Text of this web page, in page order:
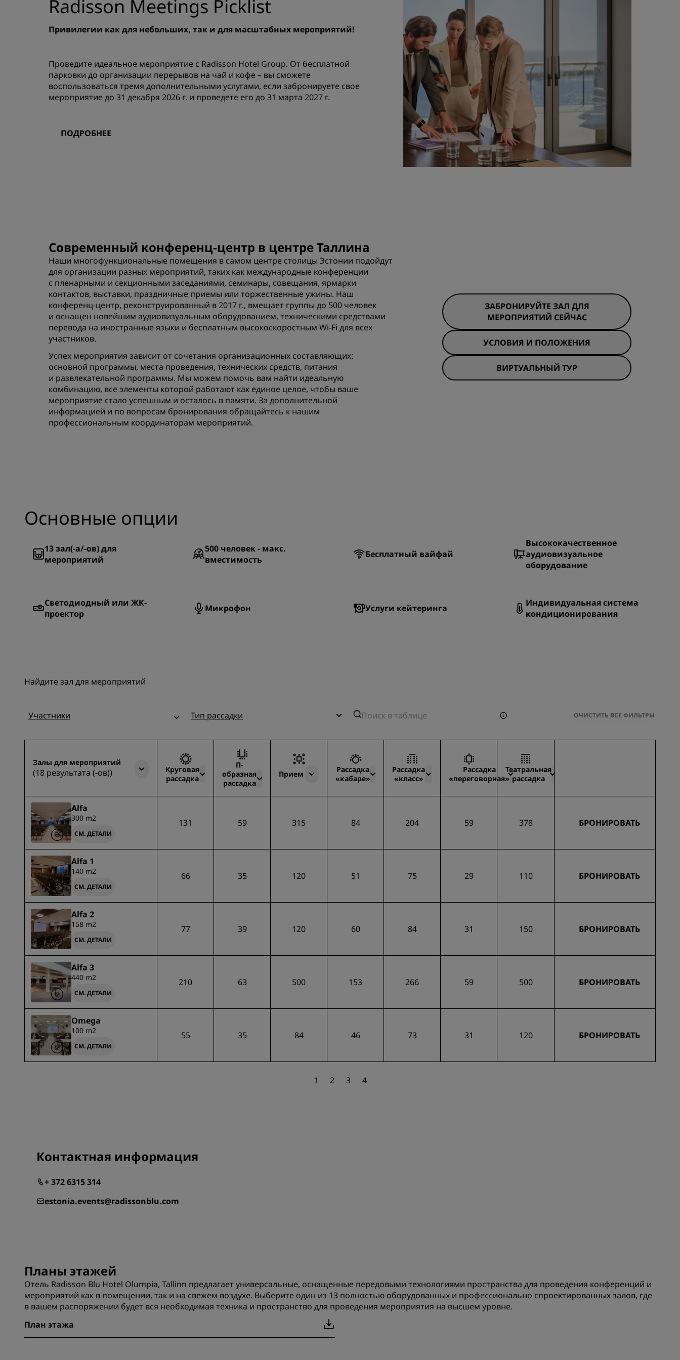
Приложение Radisson Hotels
ЗАРЕГИСТРИРОВАТЬСЯ
Radisson Meetings Picklist
Привилегии как для небольших, так и для масштабных мероприятий!
Проведите идеальное мероприятие с Radisson Hotel Group. От бесплатной
парковки до организации перерывов на чай и кофе – вы сможете
воспользоваться тремя дополнительными услугами, если забронируете свое
мероприятие до 31 декабря 2026 г. и проведете его до 31 марта 2027 г.
ПОДРОБНЕЕ
Современный конференц-центр в центре Таллина
Наши многофункциональные помещения в самом центре столицы Эстонии подойдут
для организации разных мероприятий, таких как международные конференции
с пленарными и секционными заседаниями, семинары, совещания, ярмарки
контактов, выставки, праздничные приемы или торжественные ужины. Наш
конференц-центр, реконструированный в 2017 г., вмещает группы до 500 человек
и оснащен новейшим аудиовизуальным оборудованием, техническими средствами
перевода на иностранные языки и бесплатным высокоскоростным Wi-Fi для всех
участников.
Успех мероприятия зависит от сочетания организационных составляющих:
основной программы, места проведения, технических средств, питания
и развлекательной программы. Мы можем помочь вам найти идеальную
комбинацию, все элементы которой работают как единое целое, чтобы ваше
мероприятие стало успешным и осталось в памяти. За дополнительной
информацией и по вопросам бронирования обращайтесь к нашим
профессиональным координаторам мероприятий.
ЗАБРОНИРУЙТЕ ЗАЛ ДЛЯ
МЕРОПРИЯТИЙ СЕЙЧАС
УСЛОВИЯ И ПОЛОЖЕНИЯ
ВИРТУАЛЬНЫЙ ТУР
Основные опции
13зал(-а/-ов) для
мероприятий
500 человек - макс.
вместимость
Бесплатный вайфай
Высококачественное
аудиовизуальное
оборудование
Светодиодный или ЖК-
проектор
Микрофон Услуги кейтеринга
Индивидуальная система
кондиционирования
Найдите зал для мероприятий
Участники Тип рассадки ОЧИСТИТЬ ВСЕ ФИЛЬТРЫ
Залы для мероприятий
(18 результата (-ов))
Круговая
рассадка
П-
образная
рассадка
Прием
Рассадка
«кабаре»
Рассадка
«класс»
Рассадка
«переговорная»
Театральная
рассадка
Alfa
300 m2
СМ. ДЕТАЛИ
131 59 315 84 204 59 378 БРОНИРОВАТЬ
Alfa 1
140 m2
СМ. ДЕТАЛИ
66 35 120 51 75 29 110 БРОНИРОВАТЬ
Alfa 2
158 m2
СМ. ДЕТАЛИ
77 39 120 60 84 31 150 БРОНИРОВАТЬ
Alfa 3
440 m2
СМ. ДЕТАЛИ
210 63 500 153 266 59 500 БРОНИРОВАТЬ
Omega
100 m2
СМ. ДЕТАЛИ
55 35 84 46 73 31 120 БРОНИРОВАТЬ
1 2 3 4
Контактная информация
+ 372 6315 314
estonia.events@radissonblu.com
Планы этажей
Отель Radisson Blu Hotel Olumpia, Tallinn предлагает универсальные, оснащенные передовыми технологиями пространства для проведения конференций и
мероприятий как в помещении, так и на свежем воздухе. Выберите один из 13 полностью оборудованных и профессионально спроектированных залов, где
в вашем распоряжении будет вся необходимая техника и пространство для проведения мероприятия на высшем уровне.
План этажа